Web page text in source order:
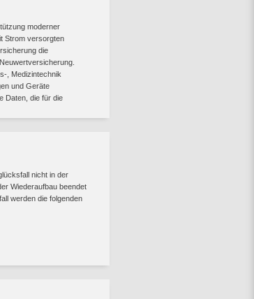
moderner
Strom versorgten
die
, Medizintechnik
und Geräte
Daten, die für die
nicht in der
Wiederaufbau beendet
werden die folgenden